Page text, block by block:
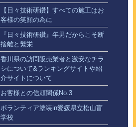
【日々技術研鑽】すべての施工はお
客様の笑顔の為に
『日々技術研鑽』年男だからこそ断
捨離と繁栄
香川県の訪問販売業者と激安なチラ
シについて&ランキングサイトや紹
介サイトについて
お客様との信頼関係No.3
ボランティア塗装in愛媛県立松山盲
学校